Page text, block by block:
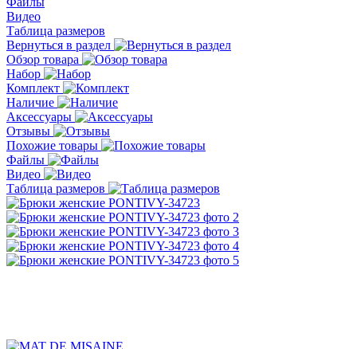
Видео
Таблица размеров
Вернуться в раздел
Обзор товара
Набор
Комплект
Наличие
Аксессуары
Отзывы
Похожие товары
Файлы
Видео
Таблица размеров